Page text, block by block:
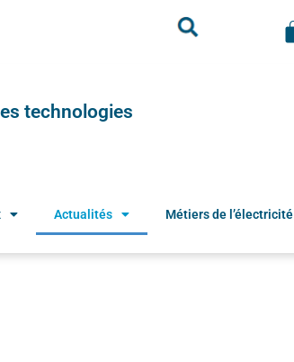
technologies
Actualités Métiers de l’électricité